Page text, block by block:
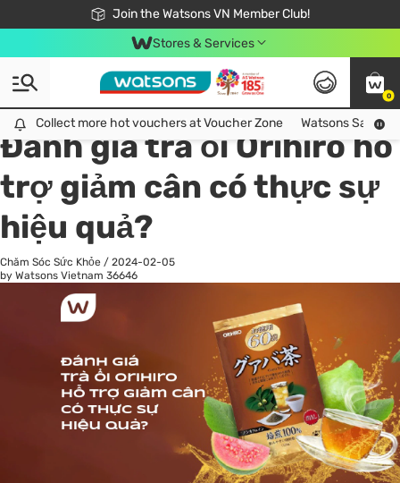
Join the Watsons VN Member Club!
Free Shipping For Order From 249,000Đ
24h Fast delivery in Hồ Chí Minh City
Stores & Services
0
Collect more hot vouchers at Voucher Zone
Collect more hot vouchers at Voucher Zone Watsons Safety
All
Chăm Sóc Cá Nhân
Đánh giá trà ổi Orihiro hỗ
trợ giảm cân có thực sự
hiệu quả?
Chăm Sóc Sức Khỏe / 2024-02-05
by Watsons Vietnam 36646